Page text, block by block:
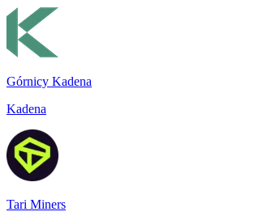
Górnicy Kadena
Kadena
Tari Miners